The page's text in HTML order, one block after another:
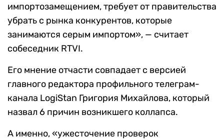
импортозамещением, требует от правительства
убрать с рынка конкурентов, которые
занимаются серым импортом», — считает
собеседник RTVI.
Его мнение отчасти совпадает с версией
главного редактора профильного телеграм-
канала LogiStan Григория Михайлова, который
назвал 6 причин возникшего коллапса.
А именно, «ужесточение проверок